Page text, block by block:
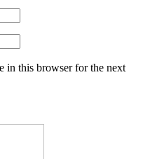
in this browser for the next